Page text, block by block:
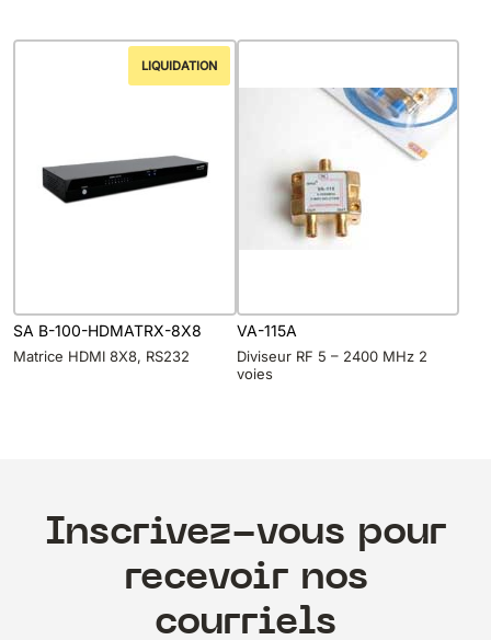
LIQUIDATION
SA B-100-HDMATRX-8X8
Matrice HDMI 8X8, RS232
VA-115A
Diviseur RF 5 – 2400 MHz 2
voies
Inscrivez-vous pour
recevoir nos
courriels